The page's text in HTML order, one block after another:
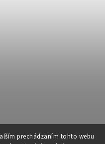
prechádzaním tohto webu
práva vyhradené.